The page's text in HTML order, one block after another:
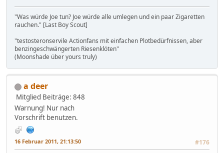
"Was würde Joe tun? Joe würde alle umlegen und ein paar Zigaretten
rauchen." [Last Boy Scout]
"testosteronservile Actionfans mit einfachen Plotbedürfnissen, aber
benzingeschwängerten Riesenklöten"
(Moonshade über yours truly)
a deer
Mitglied Beiträge: 848
Warnung! Nur nach
Vorschrift benutzen.
16 Februar 2011, 21:13:50 #176